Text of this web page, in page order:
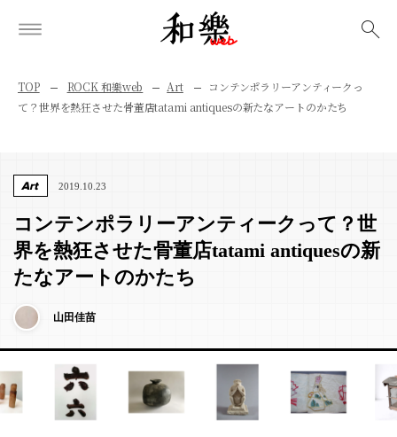
TOP ROCK 和樂web Art
コンテンポラリーアンティークっ
て？世界を熱狂させた骨董店tatami antiquesの新たなアートのかたち
Art 2019.10.23
コンテンポラリーアンティークって？世
界を熱狂させた骨董店tatami antiquesの新
たなアートのかたち
山田佳苗